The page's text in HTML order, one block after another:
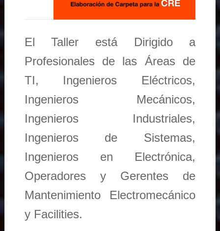
El Taller está Dirigido a
Profesionales de las Áreas de
TI, Ingenieros Eléctricos,
Ingenieros Mecánicos,
Ingenieros Industriales,
Ingenieros de Sistemas,
Ingenieros en Electrónica,
Operadores y Gerentes de
Mantenimiento Electromecánico
y Facilities.